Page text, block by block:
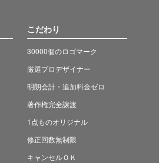
こだわり
30000個のロゴマーク
厳選プロデザイナー
明朗会計・追加料金ゼロ
著作権完全譲渡
1点ものオリジナル
修正回数無制限
キャンセルＯＫ